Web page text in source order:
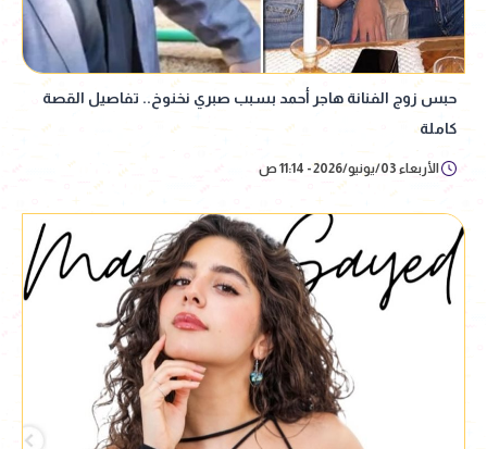
حبس زوج الفنانة هاجر أحمد بسبب صبري نخنوخ.. تفاصيل القصة
كاملة
الأربعاء 03/يونيو/2026 - 11:14 ص